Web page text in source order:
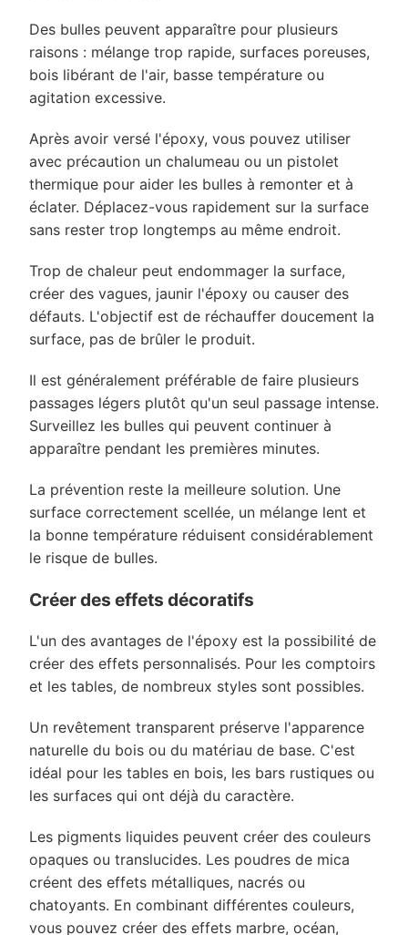
Des bulles peuvent apparaître pour plusieurs
raisons : mélange trop rapide, surfaces poreuses,
bois libérant de l'air, basse température ou
agitation excessive.
Après avoir versé l'époxy, vous pouvez utiliser
avec précaution un chalumeau ou un pistolet
thermique pour aider les bulles à remonter et à
éclater. Déplacez-vous rapidement sur la surface
sans rester trop longtemps au même endroit.
Trop de chaleur peut endommager la surface,
créer des vagues, jaunir l'époxy ou causer des
défauts. L'objectif est de réchauffer doucement la
surface, pas de brûler le produit.
Il est généralement préférable de faire plusieurs
passages légers plutôt qu'un seul passage intense.
Surveillez les bulles qui peuvent continuer à
apparaître pendant les premières minutes.
La prévention reste la meilleure solution. Une
surface correctement scellée, un mélange lent et
la bonne température réduisent considérablement
le risque de bulles.
Créer des effets décoratifs
L'un des avantages de l'époxy est la possibilité de
créer des effets personnalisés. Pour les comptoirs
et les tables, de nombreux styles sont possibles.
Un revêtement transparent préserve l'apparence
naturelle du bois ou du matériau de base. C'est
idéal pour les tables en bois, les bars rustiques ou
les surfaces qui ont déjà du caractère.
Les pigments liquides peuvent créer des couleurs
opaques ou translucides. Les poudres de mica
créent des effets métalliques, nacrés ou
chatoyants. En combinant différentes couleurs,
vous pouvez créer des effets marbre, océan,